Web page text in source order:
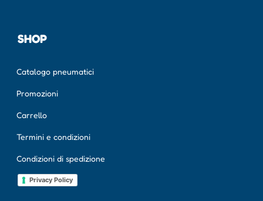
SHOP
Catalogo pneumatici
Promozioni
Carrello
Termini e condizioni
Condizioni di spedizione
Privacy Policy